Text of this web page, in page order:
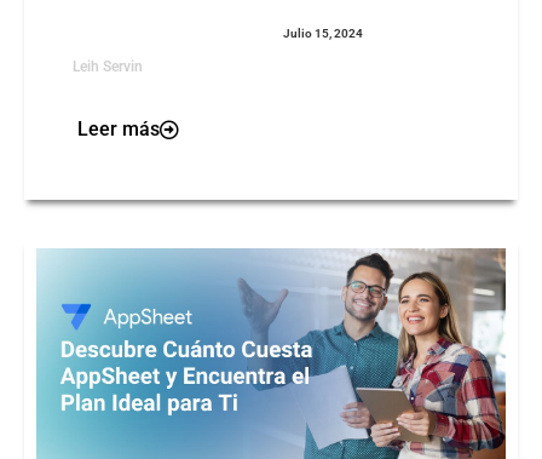
Leih Servin
Julio 15, 2024
Leer más